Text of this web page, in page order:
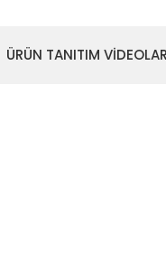
ÜRÜN TANITIM